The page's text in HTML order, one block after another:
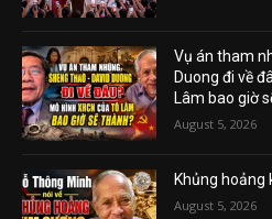
Vụ án tham
Duong đi về
Lâm bao giờ
August 5, 2026
Khủng hoảng
August 5, 2026